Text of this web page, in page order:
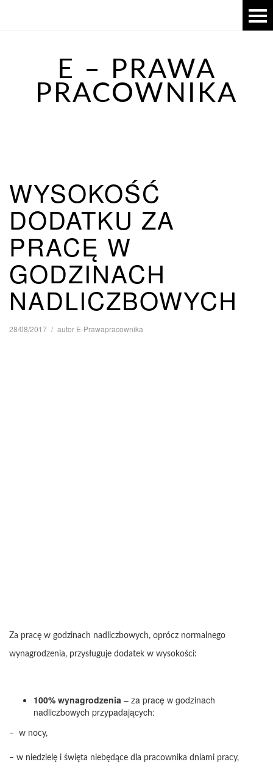
E – PRAWA
PRACOWNIKA
WYSOKOŚĆ
DODATKU ZA
PRACĘ W
GODZINACH
NADLICZBOWYCH
28/08/2017 autor E-Prawapracownika
Za pracę w godzinach nadliczbowych, oprócz normalnego
wynagrodzenia, przysługuje dodatek w wysokości:
100% wynagrodzenia – za pracę w godzinach
nadliczbowych przypadających:
– w nocy,
– w niedzielę i święta niebędące dla pracownika dniami pracy,